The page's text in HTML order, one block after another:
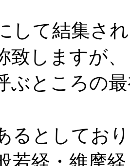
して結集さ
致しますが
ぶところの
るとしてお
若経・維摩